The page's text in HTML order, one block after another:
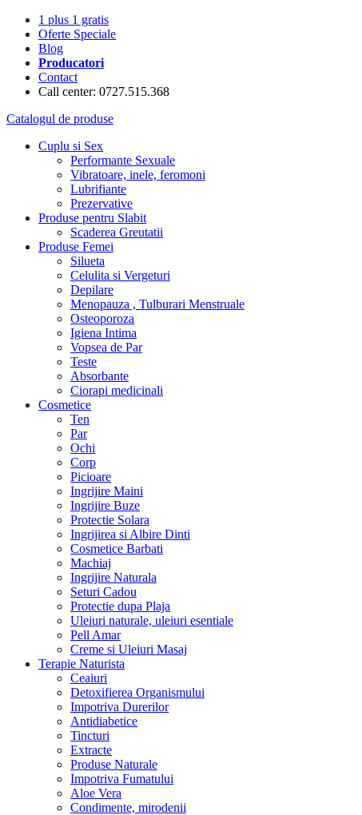
1 plus 1 gratis
Oferte Speciale
Blog
Producatori
Contact
Call center: 0727.515.368
Catalogul de produse
Cuplu si Sex
Performante Sexuale
Vibratoare, inele, feromoni
Lubrifiante
Prezervative
Produse pentru Slabit
Scaderea Greutatii
Produse Femei
Silueta
Celulita si Vergeturi
Depilare
Menopauza , Tulburari Menstruale
Osteoporoza
Igiena Intima
Vopsea de Par
Teste
Absorbante
Ciorapi medicinali
Cosmetice
Ten
Par
Ochi
Corp
Picioare
Ingrijire Maini
Ingrijire Buze
Protectie Solara
Ingrijirea si Albire Dinti
Cosmetice Barbati
Machiaj
Ingrijire Naturala
Seturi Cadou
Protectie dupa Plaja
Uleiuri naturale, uleiuri esentiale
Pell Amar
Creme si Uleiuri Masaj
Terapie Naturista
Ceaiuri
Detoxifierea Organismului
Impotriva Durerilor
Antidiabetice
Tincturi
Extracte
Produse Naturale
Impotriva Fumatului
Aloe Vera
Condimente, mirodenii